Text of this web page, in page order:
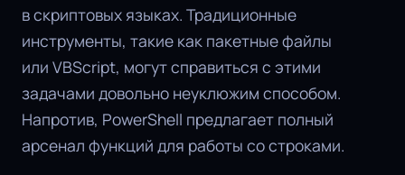
в скриптовых языках. Традиционные
инструменты, такие как пакетные файлы
или VBScript, могут справиться с этими
задачами довольно неуклюжим способом.
Напротив, PowerShell предлагает полный
арсенал функций для работы со строками.